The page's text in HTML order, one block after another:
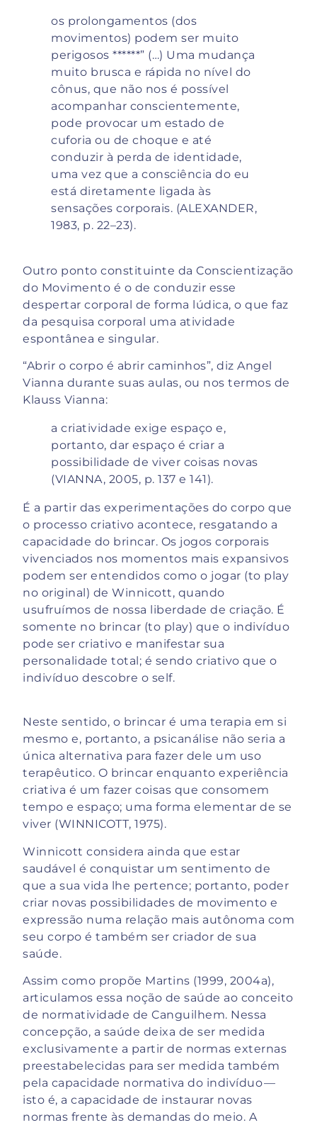
os prolongamentos (dos
movimentos) podem ser muito
perigosos ******” (…) Uma mudança
muito brusca e rápida no nível do
cônus, que não nos é possível
acompanhar conscientemente,
pode provocar um estado de
cuforia ou de choque e até
conduzir à perda de identidade,
uma vez que a consciência do eu
está diretamente ligada às
sensações corporais. (ALEXANDER,
1983, p. 22–23).
Outro ponto constituinte da Conscientização
do Movimento é o de conduzir esse
despertar corporal de forma lúdica, o que faz
da pesquisa corporal uma atividade
espontânea e singular.
“Abrir o corpo é abrir caminhos”, diz Angel
Vianna durante suas aulas, ou nos termos de
Klauss Vianna:
a criatividade exige espaço e,
portanto, dar espaço é criar a
possibilidade de viver coisas novas
(VIANNA, 2005, p. 137 e 141).
É a partir das experimentações do corpo que
o processo criativo acontece, resgatando a
capacidade do brincar. Os jogos corporais
vivenciados nos momentos mais expansivos
podem ser entendidos como o jogar (to play
no original) de Winnicott, quando
usufruímos de nossa liberdade de criação. É
somente no brincar (to play) que o indivíduo
pode ser criativo e manifestar sua
personalidade total; é sendo criativo que o
indivíduo descobre o self.
Neste sentido, o brincar é uma terapia em si
mesmo e, portanto, a psicanálise não seria a
única alternativa para fazer dele um uso
terapêutico. O brincar enquanto experiência
criativa é um fazer coisas que consomem
tempo e espaço; uma forma elementar de se
viver (WINNICOTT, 1975).
Winnicott considera ainda que estar
saudável é conquistar um sentimento de
que a sua vida lhe pertence; portanto, poder
criar novas possibilidades de movimento e
expressão numa relação mais autônoma com
seu corpo é também ser criador de sua
saúde.
Assim como propõe Martins (1999, 2004a),
articulamos essa noção de saúde ao conceito
de normatividade de Canguilhem. Nessa
concepção, a saúde deixa de ser medida
exclusivamente a partir de normas externas
preestabelecidas para ser medida também
pela capacidade normativa do indivíduo —
isto é, a capacidade de instaurar novas
normas frente às demandas do meio. A